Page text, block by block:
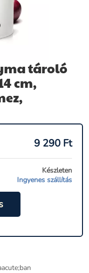
tároló
cm,
9 290 Ft
Készleten
Ingyenes szállítás